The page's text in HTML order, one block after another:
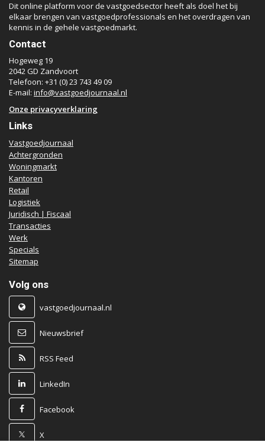
Dit online platform voor de vastgoedsector heeft als doel het bij
elkaar brengen van vastgoedprofessionals en het overdragen van
kennis in de gehele vastgoedmarkt.
Contact
Hogeweg 19
2042 GD Zandvoort
Telefoon: +31 (0) 23 743 49 09
E-mail: info@vastgoedjournaal.nl
Onze privacyverklaring
Links
Vastgoedjournaal
Achtergronden
Woningmarkt
Kantoren
Retail
Logistiek
Juridisch | Fiscaal
Transacties
Werk
Specials
Sitemap
Volg ons
vastgoedjournaal.nl
Nieuwsbrief
RSS Feed
LinkedIn
Facebook
X